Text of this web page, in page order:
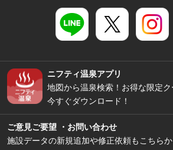
ニフティ温泉アプリ
地図から温泉検索！お得な限定ク
今すぐダウンロード！
ご意見ご要望 ・お問い合わせ
施設データの新規追加や修正依頼もこちらか